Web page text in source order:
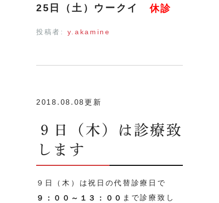
25日（土）ウークイ休診
投稿者: y.akamine
2018.08.08更新
９日（木）は診療致
します
９日（木）は祝日の代替診療日で
９：００～１３：００ まで診療致し